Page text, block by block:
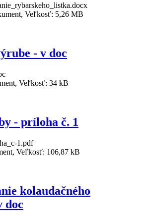
Veľkosť: 5,26 MB
- v doc
Veľkosť: 34 kB
- príloha č. 1
1.pdf
Veľkosť: 106,87 kB
kolaudačného
doc